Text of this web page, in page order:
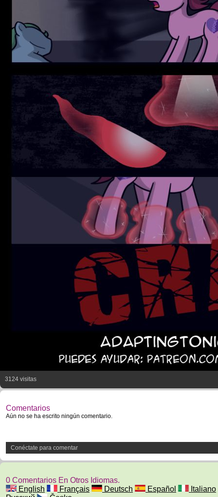
3124 visitas
Comentarios
Aún no se ha escrito ningún comentario.
Conéctate para comentar
0 Comentarios En Otros Idiomas.
English
Français Deutsch Español
Italiano